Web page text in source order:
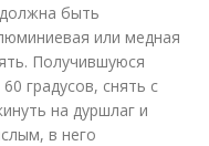
быть
или медная
Получившуюся
градусов, снять с
на дуршлаг и
в него